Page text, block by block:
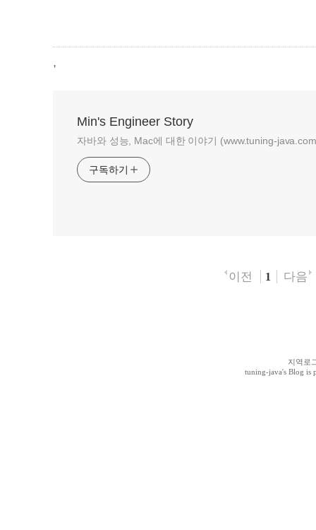
,
Min's Engineer Story
자바와 성능, Mac에 대한 이야기 (www.tuning-
구독하기
이전 1 다음
지역로
tuning-java's Blog is